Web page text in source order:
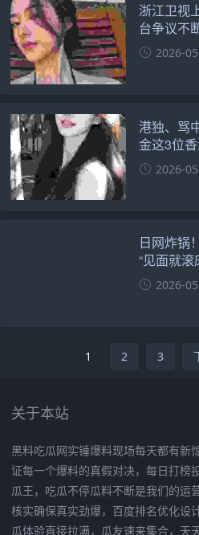
浙江卫视
台争议不
2026-
港独、骂
金这3位
2026-
日网炸锅
“见面就
变成了“渣
2026-
1 2 3
关于本站
黑料吃瓜网实锤爆料现场每天都有新
证每一个爆料的真假对决，每日打榜
瓜王，吃瓜不停瓜料不断是我们的运
核实确保真实劲爆，百度排名优化设
瓜体验直接拉满，瓜友速来集合，天